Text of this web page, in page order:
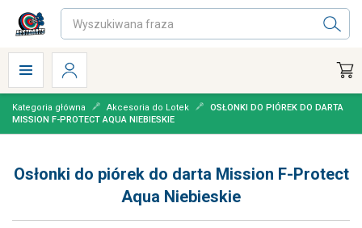
Kategoria główna Akcesoria do Lotek
OSŁONKI DO PIÓREK DO DARTA
MISSION F-PROTECT AQUA NIEBIESKIE
Osłonki do piórek do darta Mission F-Protect
Aqua Niebieskie